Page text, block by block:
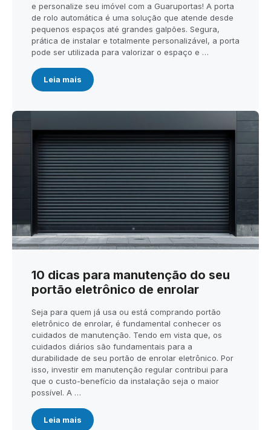
e personalize seu imóvel com a Guaruportas! A porta
de rolo automática é uma solução que atende desde
pequenos espaços até grandes galpões. Segura,
prática de instalar e totalmente personalizável, a porta
pode ser utilizada para valorizar o espaço e …
Leia mais
10 dicas para manutenção do seu
portão eletrônico de enrolar
Seja para quem já usa ou está comprando portão
eletrônico de enrolar, é fundamental conhecer os
cuidados de manutenção. Tendo em vista que, os
cuidados diários são fundamentais para a
durabilidade de seu portão de enrolar eletrônico. Por
isso, investir em manutenção regular contribui para
que o custo-benefício da instalação seja o maior
possível. A …
Leia mais